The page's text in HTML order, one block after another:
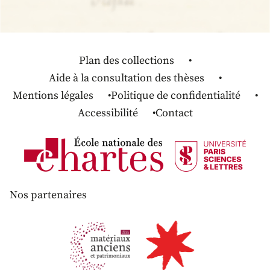
Plan des collections
Aide à la consultation des thèses
Mentions légales
Politique de confidentialité
Accessibilité
Contact
Nos partenaires